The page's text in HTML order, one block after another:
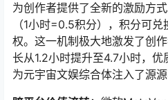
为创作者提供了全新的激励方
（1小时=0.5积分），积分可
权。这一机制极大地激发了创
长从1.2小时提升至4.7小时，优
为元宇宙文娱综合体注入了源源